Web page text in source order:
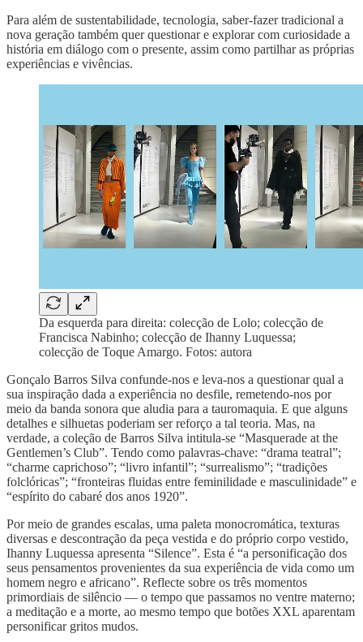
Para além de sustentabilidade, tecnologia, saber-fazer tradicional a
nova geração também quer questionar e explorar com curiosidade a
história em diálogo com o presente, assim como partilhar as próprias
experiências e vivências.
Da esquerda para direita: colecção de Lolo; colecção de
Francisca Nabinho; colecção de Ihanny Luquessa;
colecção de Toque Amargo. Fotos: autora
Gonçalo Barros Silva confunde-nos e leva-nos a questionar qual a
sua inspiração dada a experiência no desfile, remetendo-nos por
meio da banda sonora que aludia para a tauromaquia. E que alguns
detalhes e silhuetas poderiam ser reforço a tal teoria. Mas, na
verdade, a coleção de Barros Silva intitula-se “Masquerade at the
Gentlemen’s Club”. Tendo como palavras-chave: “drama teatral”;
“charme caprichoso”; “livro infantil”; “surrealismo”; “tradições
folclóricas”; “fronteiras fluidas entre feminilidade e masculinidade” e
“espírito do cabaré dos anos 1920”.
Por meio de grandes escalas, uma paleta monocromática, texturas
diversas e descontração da peça vestida e do próprio corpo vestido,
Ihanny Luquessa apresenta “Silence”. Esta é “a personificação dos
seus pensamentos provenientes da sua experiência de vida como um
homem negro e africano”. Reflecte sobre os três momentos
primordiais de silêncio — o tempo que passamos no ventre materno;
a meditação e a morte, ao mesmo tempo que botões XXL aparentam
personificar gritos mudos.